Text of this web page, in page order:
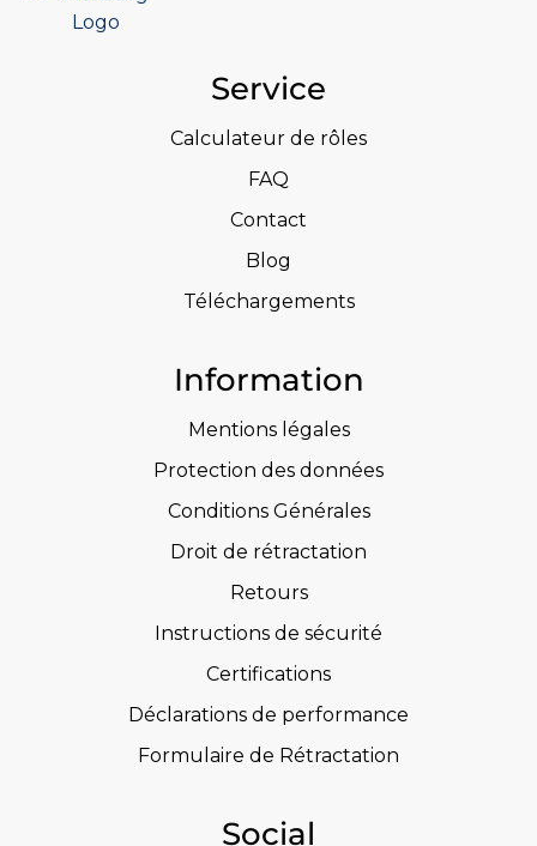
Service
Calculateur de rôles
FAQ
Contact
Blog
Téléchargements
Information
Mentions légales
Protection des données
Conditions Générales
Droit de rétractation
Retours
Instructions de sécurité
Certifications
Déclarations de performance
Formulaire de Rétractation
Social